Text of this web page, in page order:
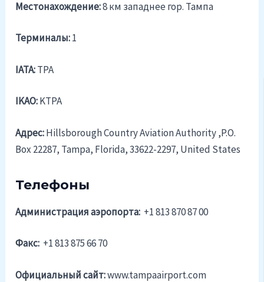
Местонахождение:8 км западнее гор. Тампа
Терминалы:1
IATA:TPA
IKAO:KTPA
Адрес:Hillsborough Country Aviation Authority ,P.O.
Box 22287, Tampa, Florida, 33622-2297, United States
Телефоны
Администрация аэропорта: +1 813 870 87 00
Факс: +1 813 875 66 70
Официальный cайт:www.tampaairport.com